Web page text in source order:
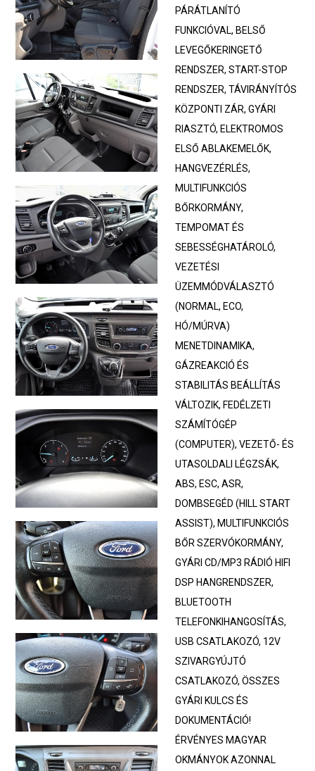
PÁRÁTLANÍTÓ
FUNKCIÓVAL, BELSŐ
LEVEGŐKERINGETŐ
RENDSZER, START-STOP
RENDSZER, TÁVIRÁNYÍTÓS
KÖZPONTI ZÁR, GYÁRI
RIASZTÓ, ELEKTROMOS
ELSŐ ABLAKEMELŐK,
HANGVEZÉRLÉS,
MULTIFUNKCIÓS
BŐRKORMÁNY,
TEMPOMAT ÉS
SEBESSÉGHATÁROLÓ,
VEZETÉSI
ÜZEMMÓDVÁLASZTÓ
(NORMAL, ECO,
HÓ/MÚRVA)
MENETDINAMIKA,
GÁZREAKCIÓ ÉS
STABILITÁS BEÁLLÍTÁS
VÁLTOZIK, FEDÉLZETI
SZÁMÍTÓGÉP
(COMPUTER), VEZETŐ- ÉS
UTASOLDALI LÉGZSÁK,
ABS, ESC, ASR,
DOMBSEGÉD (HILL START
ASSIST), MULTIFUNKCIÓS
BŐR SZERVÓKORMÁNY,
GYÁRI CD/MP3 RÁDIÓ HIFI
DSP HANGRENDSZER,
BLUETOOTH
TELEFONKIHANGOSÍTÁS,
USB CSATLAKOZÓ, 12V
SZIVARGYÚJTÓ
CSATLAKOZÓ, ÖSSZES
GYÁRI KULCS ÉS
DOKUMENTÁCIÓ!
ÉRVÉNYES MAGYAR
OKMÁNYOK AZONNAL